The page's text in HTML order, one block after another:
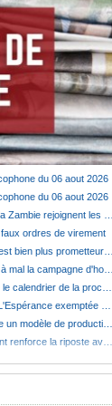
du 06 aout 2026
du 06 aout 2026
les quarts de finale
ordres de virement
que ne le laissent penser les chiffres
d'hostilité menée par Le Caire
engagée par la RDC contre le Rwanda
tour, le Club Africain hérite du Djoliba AC
pharmaceutiques actifs, une opportunité pour le pays
l'appui de l'OMS et d'Africa CDC